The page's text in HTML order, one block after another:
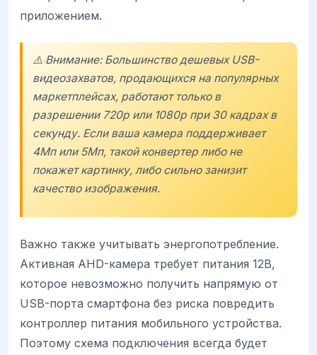
приложением.
⚠️ Внимание: Большинство дешевых USB-
видеозахватов, продающихся на популярных
маркетплейсах, работают только в
разрешении 720p или 1080p при 30 кадрах в
секунду. Если ваша камера поддерживает
4Мп или 5Мп, такой конвертер либо не
покажет картинку, либо сильно занизит
качество изображения.
Важно также учитывать энергопотребление.
Активная AHD-камера требует питания 12В,
которое невозможно получить напрямую от
USB-порта смартфона без риска повредить
контроллер питания мобильного устройства.
Поэтому схема подключения всегда будет